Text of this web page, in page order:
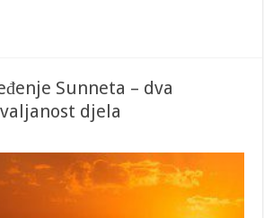
Sunneta – dva
djela